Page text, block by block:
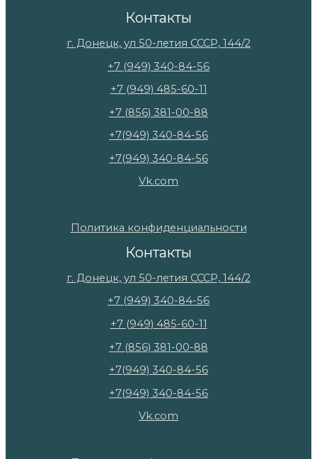
Контакты
г. Донецк, ул 50-летия СССР, 144/2
+7 (949) 340-84-56
+7 (949) 485-60-11
+7 (856) 381-00-88
+7(949) 340-84-56
+7(949) 340-84-56
Vk.com
Политика конфиденциальности
Контакты
г. Донецк, ул 50-летия СССР, 144/2
+7 (949) 340-84-56
+7 (949) 485-60-11
+7 (856) 381-00-88
+7(949) 340-84-56
+7(949) 340-84-56
Vk.com